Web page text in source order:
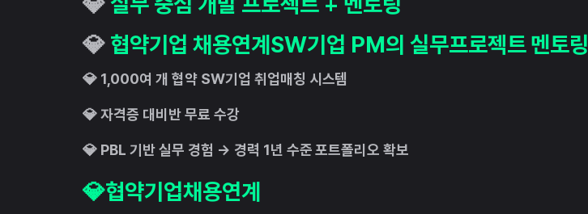
💎협약기업 채용연계SW기업 PM의 실무프로젝트 멘토링
💎 1,000여 개 협약 SW기업 취업매칭 시스템
💎 자격증 대비반 무료 수강
💎 PBL 기반 실무 경험 → 경력 1년 수준 포트폴리오 확보
💎협약기업채용연계